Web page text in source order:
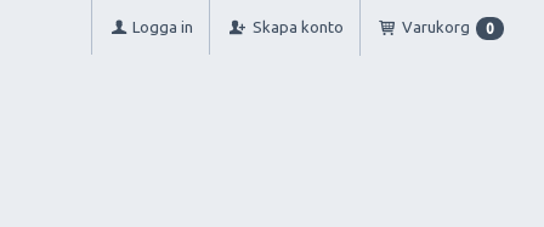
Logga in Skapa konto Varukorg 0